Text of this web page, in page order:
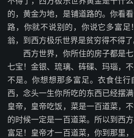
的，黄金为地，是铺道路的。你看
路，你就不说别的，你说它多富足
翁，到西方极乐世界是贫穷得不得了
西方世界，你所住的房子都是七
七宝！金银、琉璃、砗磲、玛瑙，不
不是。你想想那多富足。衣食住行
西，念头一生你所吃的东西已经摆
皇帝，皇帝吃饭，菜是一百道菜，
的时候一定是一百道菜。所以到西
富足！皇帝才一百道菜，你到那里